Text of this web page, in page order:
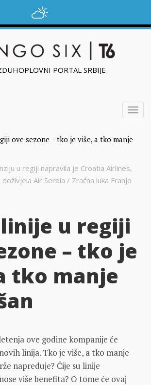
PORTAL SRBIJE
u regiji napravila je Croatia Airlines,
Air Serbia / Zračna luka Franjo
u regiji
– tko je
tko manje
ove godine kompanije će
linija. Tko je više, a tko manje
napreduje? Čije su linije
više benefita? O tome će ovaj